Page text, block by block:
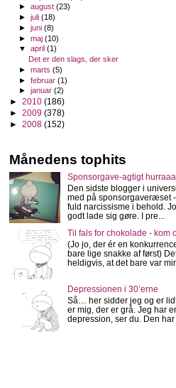
►august(23)
►juli(18)
►juni(8)
►maj(10)
▼april(1)
Det er den slags, der sker
►marts(5)
►februar(1)
►januar(2)
► 2010 (186)
► 2009 (378)
► 2008 (152)
Månedens tophits
Sponsorgave-agtigt
Den sidste blogger i
med på sponsorgaveræset
fuld narcissisme i behold.
godt lade sig gøre. I pre...
Til fals for chokolade - kom
(Jo jo, der ér en
bare lige snakke af først)
heldigvis, at det bare var min
Depressionen i 30’erne
Så… her sidder jeg og er
er mig, der er grå. Jeg har
depression, ser du. Den har